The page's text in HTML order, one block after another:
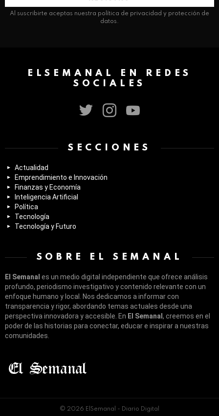
Al suscribirte aceptas nuestra política de privacidad y protección de
datos.
ELSEMANAL EN REDES
SOCIALES
SECCIONES
Actualidad
Emprendimiento e Innovación
Finanzas y Economía
Inteligencia Artificial
Política
Tecnología
Tecnología y Futuro
SOBRE EL SEMANAL
El Semanal es un medio digital independiente que ofrece análisis
profundo, periodismo investigativo y contenido relevante con un
enfoque humano y local. Nos dedicamos a informar con
transparencia y rigor, abordando temas actuales desde una
perspectiva innovadora y accesible. En El Semanal , creemos en el
poder de las historias para conectar, educar e inspirar a nuestras
comunidades.
© 2026 ElSemanal - Diario Digital